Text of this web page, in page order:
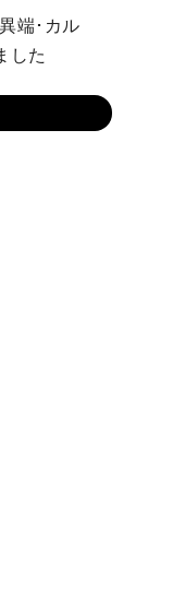
端･カル
した